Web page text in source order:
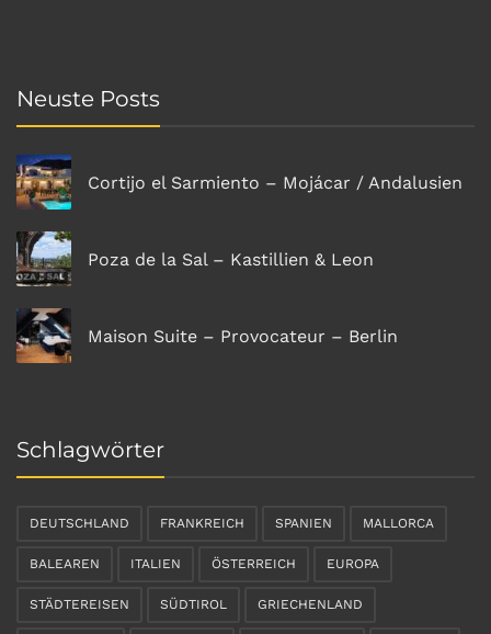
Neuste Posts
Cortijo el Sarmiento – Mojácar / Andalusien
Poza de la Sal – Kastillien & Leon
Maison Suite – Provocateur – Berlin
Schlagwörter
DEUTSCHLAND FRANKREICH SPANIEN MALLORCA
BALEAREN ITALIEN ÖSTERREICH EUROPA
STÄDTEREISEN SÜDTIROL GRIECHENLAND